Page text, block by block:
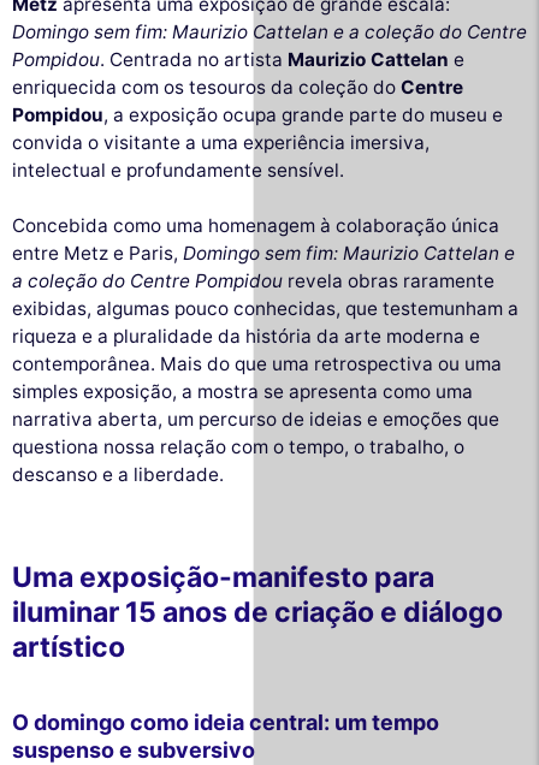
Domingo sem fim: Maurizio Cattelan e a coleção do Centre
Pompidou. Centrada no artista Maurizio Cattelan e
enriquecida com os tesouros da coleção do Centre
Pompidou, a exposição ocupa grande parte do museu e
convida o visitante a uma experiência imersiva,
intelectual e profundamente sensível.
Concebida como uma homenagem à colaboração única
entre Metz e Paris, Domingo sem fim: Maurizio Cattelan e
a coleção do Centre Pompidou revela obras raramente
exibidas, algumas pouco conhecidas, que testemunham a
riqueza e a pluralidade da história da arte moderna e
contemporânea. Mais do que uma retrospectiva ou uma
simples exposição, a mostra se apresenta como uma
narrativa aberta, um percurso de ideias e emoções que
questiona nossa relação com o tempo, o trabalho, o
descanso e a liberdade.
Uma exposição-manifesto para
iluminar 15 anos de criação e diálogo
artístico
O domingo como ideia central: um tempo
suspenso e subversivo